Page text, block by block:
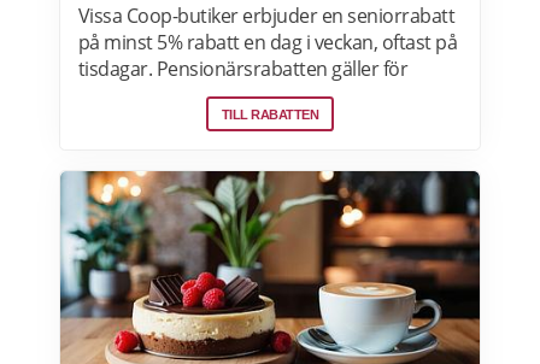
Vissa Coop-butiker erbjuder en seniorrabatt
på minst 5% rabatt en dag i veckan, oftast på
tisdagar. Pensionärsrabatten gäller för
medlemmar som är 65 år eller äldre enbart
vid köp i fysiska Coop-butiker. Rabatt ges på
din Coop-butik för mer information. Gäller
endast ordinarie priser och kan inte
kombineras med andra rabatter. Läs mer
om pensionärsrabatter på Coop här.
TILL RABATTEN